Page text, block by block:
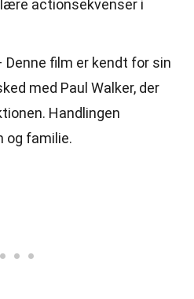
actionsekvenser i
Denne film er kendt for sin
med Paul Walker, der
Handlingen
og familie.